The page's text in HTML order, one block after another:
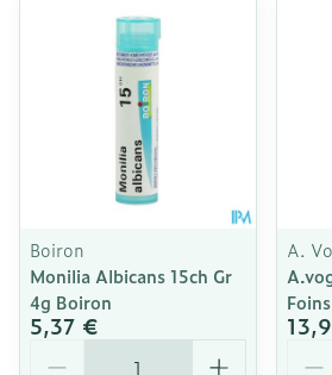
Boiron
Monilia Albicans 15ch Gr
4g Boiron
5,37 €
A.